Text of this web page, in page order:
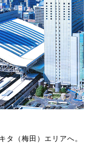
タ（梅田）エリアへ。